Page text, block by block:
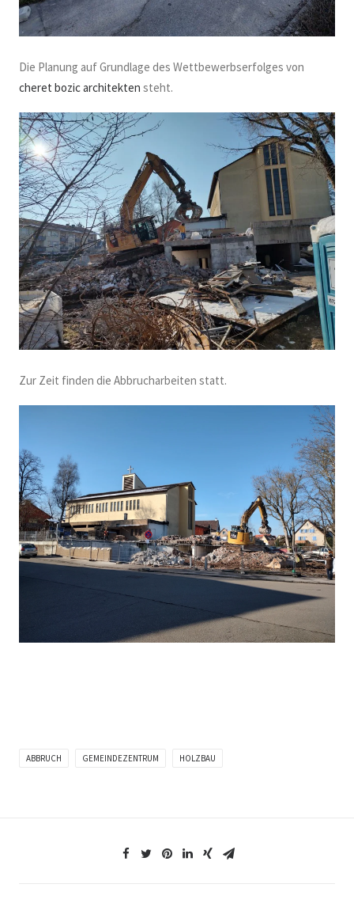
Die Planung auf Grundlage des Wettbewerbserfolges von
cheret bozic architekten steht.
Zur Zeit finden die Abbrucharbeiten statt.
ABBRUCH GEMEINDEZENTRUM HOLZBAU